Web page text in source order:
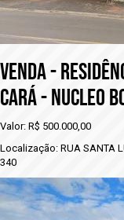
VENDA -
CARÁ - NUCLEO
Valor: R$ 500.000,00
Localização: RUA SANTA
340